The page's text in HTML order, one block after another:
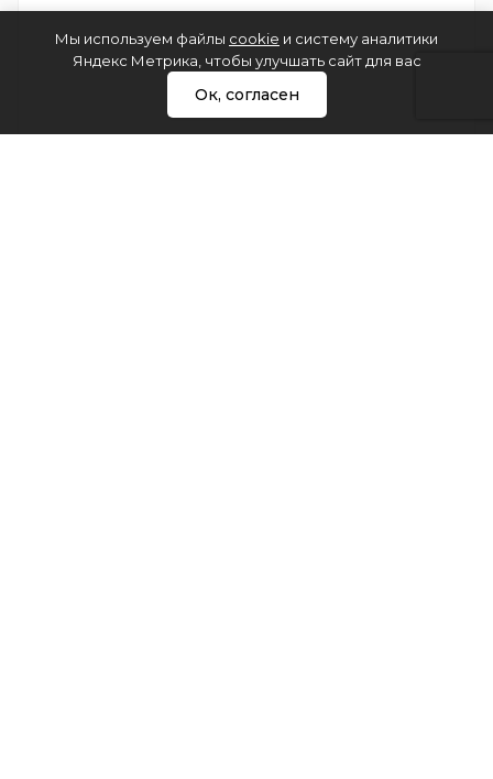
Мы используем файлы cookie и систему аналитики
Яндекс Метрика, чтобы улучшать сайт для вас
Ок, согласен